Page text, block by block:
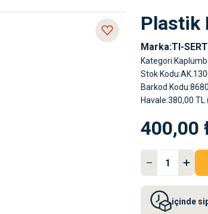
Plastik
Marka TI-SERT
Kategori
Stok Kodu
Barkod Kodu
Havale 380,00 TL
400,00
içinde